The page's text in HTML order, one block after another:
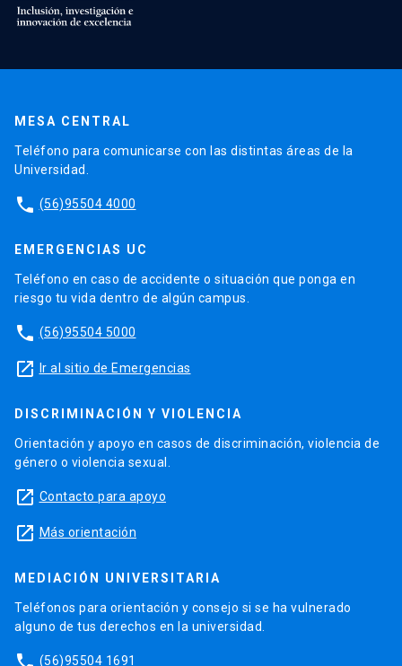
MESA CENTRAL
Teléfono para comunicarse con las distintas áreas de la
Universidad.
phone (56)95504 4000
EMERGENCIAS UC
Teléfono en caso de accidente o situación que ponga en
riesgo tu vida dentro de algún campus.
phone (56)95504 5000
launch Ir al sitio de Emergencias
DISCRIMINACIÓN Y VIOLENCIA
Orientación y apoyo en casos de discriminación, violencia de
género o violencia sexual.
launch Contacto para apoyo
launch Más orientación
MEDIACIÓN UNIVERSITARIA
Teléfonos para orientación y consejo si se ha vulnerado
alguno de tus derechos en la universidad.
(56)95504 1691